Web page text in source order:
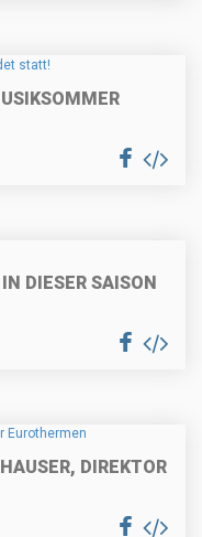
DIESER SAISON
DIREKTOR